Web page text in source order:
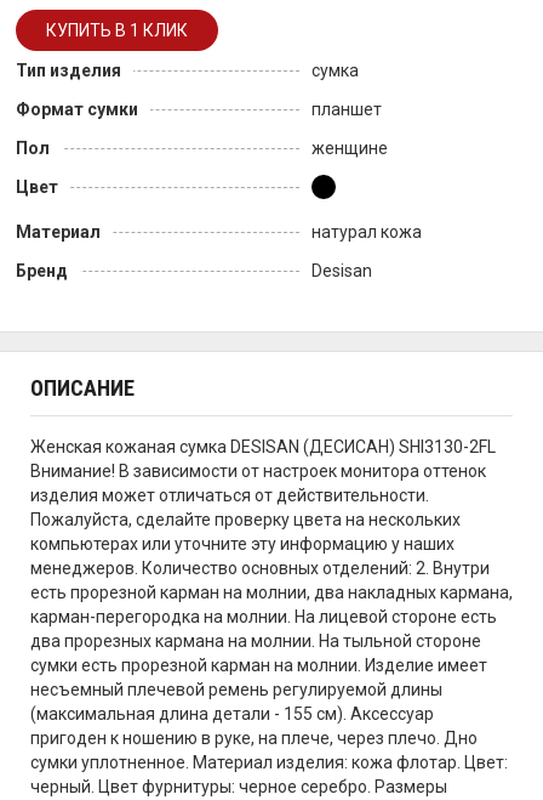
Тип изделия
сумка
Формат сумки
планшет
Пол
женщине
Цвет
Материал
натурал кожа
Бренд
Desisan
ОПИСАНИЕ
Женская кожаная сумка DESISAN (ДЕСИСАН) SHI3130-2FL
Внимание! В зависимости от настроек монитора оттенок
изделия может отличаться от действительности.
Пожалуйста, сделайте проверку цвета на нескольких
компьютерах или уточните эту информацию у наших
менеджеров. Количество основных отделений: 2. Внутри
есть прорезной карман на молнии, два накладных кармана,
карман-перегородка на молнии. На лицевой стороне есть
два прорезных кармана на молнии. На тыльной стороне
сумки есть прорезной карман на молнии. Изделие имеет
несъемный плечевой ремень регулируемой длины
(максимальная длина детали - 155 см). Аксессуар
пригоден к ношению в руке, на плече, через плечо. Дно
сумки уплотненное. Материал изделия: кожа флотар. Цвет:
черный. Цвет фурнитуры: черное серебро. Размеры